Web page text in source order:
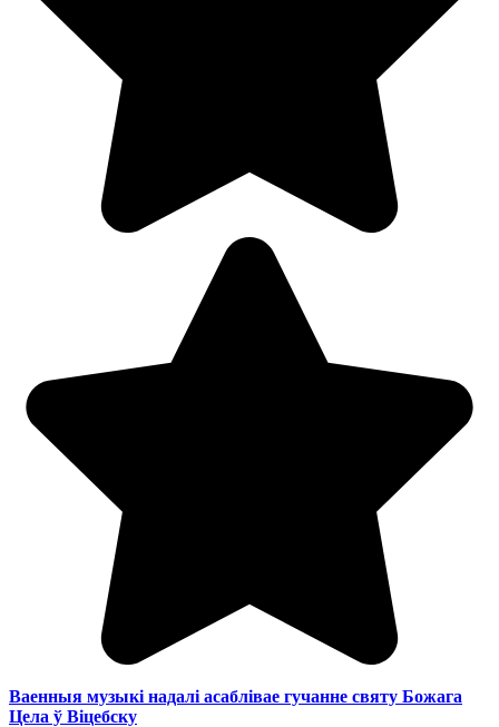
Ваенныя музыкі надалі асаблівае гучанне святу Божага
Цела ў Віцебску